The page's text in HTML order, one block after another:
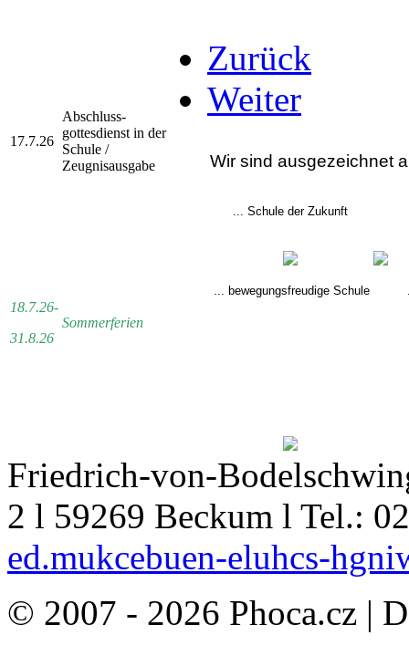
17.7.26
Abschluss-
gottesdienst in der
Schule /
Zeugnisausgabe
18.7.26-
31.8.26
Sommerferien
Zurück
Weiter
Wir sind ausgezeichnet
... Schule der Zukunft
... bewegungsfreudige Schule
Friedrich-von-
2 l 59269 Beckum l Tel.:
ed.mukcebuen-eluhcs-
© 2007 - 2026 Phoca.cz |